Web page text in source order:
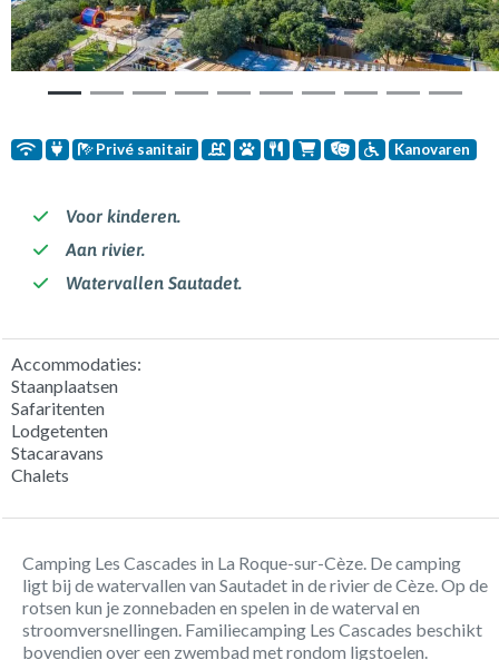
Privé sanitair Kanovaren
Voor kinderen.
Aan rivier.
Watervallen Sautadet.
Accommodaties:
Staanplaatsen
Safaritenten
Lodgetenten
Stacaravans
Chalets
Camping Les Cascades in La Roque-sur-Cèze. De camping
ligt bij de watervallen van Sautadet in de rivier de Cèze. Op de
rotsen kun je zonnebaden en spelen in de waterval en
stroomversnellingen. Familiecamping Les Cascades beschikt
bovendien over een zwembad met rondom ligstoelen.